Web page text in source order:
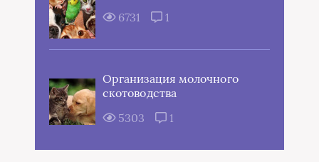
6731
1
Организация молочного
скотоводства
5303
1